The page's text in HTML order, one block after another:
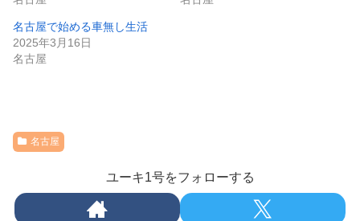
名古屋で始める車無し生活
2025年3月16日
名古屋
名古屋
ユーキ1号をフォローする